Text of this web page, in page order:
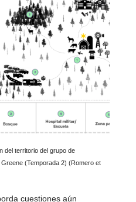
del territorio del grupo de
(Temporada 2) (Romero et
cuestiones aún